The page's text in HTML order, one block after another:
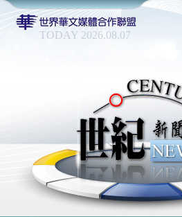
TODAY 2026.08.07